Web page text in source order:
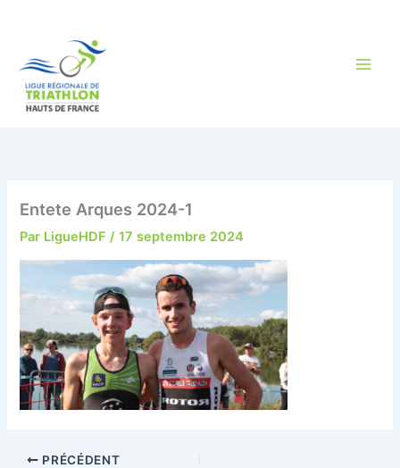
Entete Arques 2024-1
Par LigueHDF/17 septembre 2024
PRÉCÉDENT